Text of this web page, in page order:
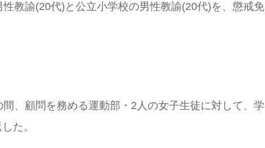
教諭(20代)と公立小学校の男性教諭(20代)を、懲戒免
、顧問を務める運動部・2人の女子生徒に対して、学
た。